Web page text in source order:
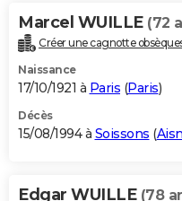
Marcel WUILLE (72
Créer une cagnotte
Naissance
17/10/1921 à Paris (Paris)
Décès
15/08/1994 à Soissons (
Edgar WUILLE (78